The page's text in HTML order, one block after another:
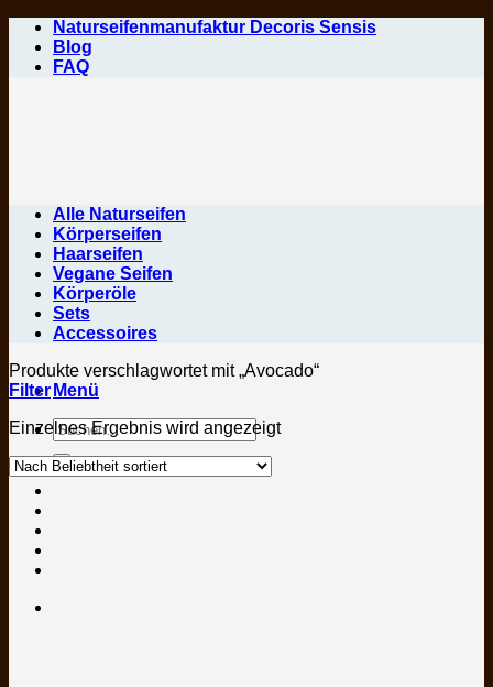
Zum
Inhalt
springen
Naturseifenmanufaktur Decoris Sensis
Blog
FAQ
Menü
Suchen
nach:
Alle Naturseifen
Körperseifen
Haarseifen
Vegane Seifen
Körperöle
Sets
Accessoires
Produkte verschlagwortet mit „Avocado“
Filter
Einzelnes Ergebnis wird angezeigt